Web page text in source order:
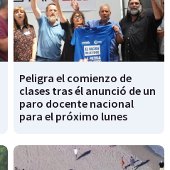
Peligra el comienzo de
clases tras él anunció de un
paro docente nacional
para el próximo lunes